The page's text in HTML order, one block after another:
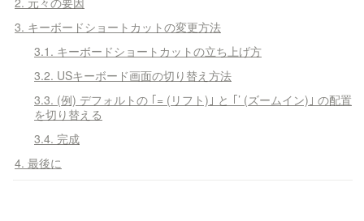
3. キーボードショートカットの変更方法
3.1. キーボードショートカットの立ち上げ方
3.2. USキーボード画面の切り替え方法
3.3. (例) デフォルトの ｢= (リフト)｣ と ｢’ (ズームイン)｣ の配置
を切り替える
3.4. 完成
4. 最後に